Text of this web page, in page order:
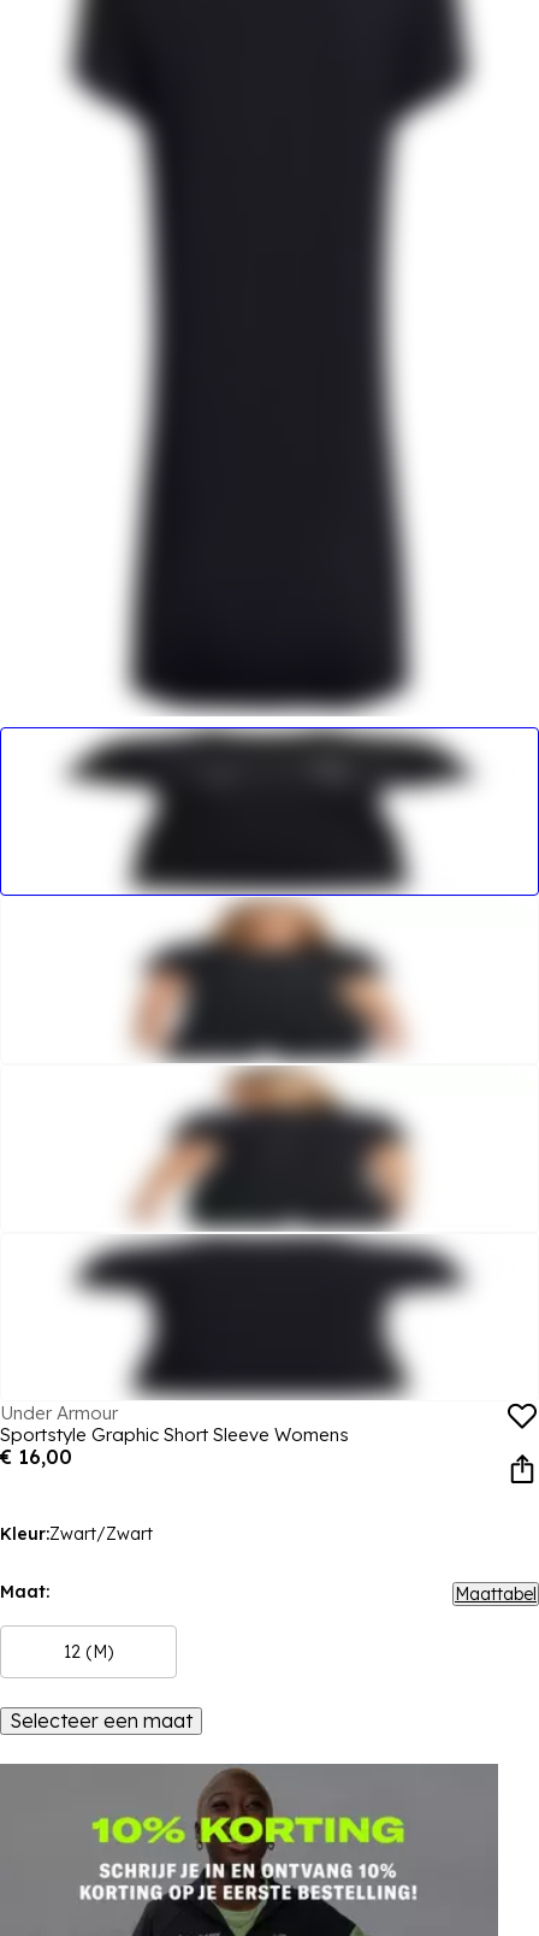
Under Armour
Sportstyle Graphic Short Sleeve Womens
€ 16,00
Kleur:Zwart/Zwart
Maat: Maattabel
12 (M)
Selecteer een maat